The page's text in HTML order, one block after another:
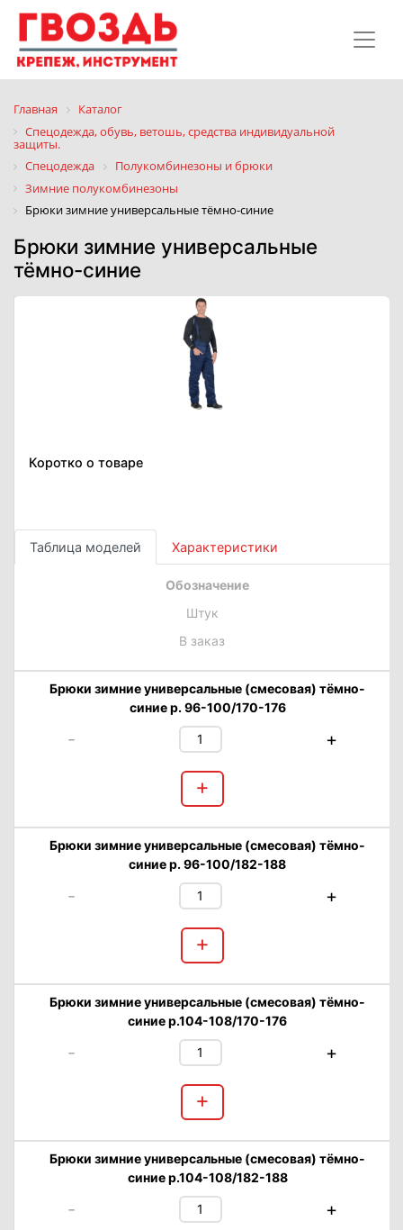
Главная
Каталог
Спецодежда, обувь, ветошь, средства индивидуальной
защиты.
Спецодежда
Полукомбинезоны и брюки
Зимние полукомбинезоны
Брюки зимние универсальные тёмно-синие
Брюки зимние универсальные
тёмно-синие
Коротко о товаре
Таблица моделей Характеристики
Обозначение
Штук
В заказ
Брюки зимние универсальные (смесовая) тёмно-
синие р. 96-100/170-176
- +
+
Брюки зимние универсальные (смесовая) тёмно-
синие р. 96-100/182-188
- +
+
Брюки зимние универсальные (смесовая) тёмно-
синие р.104-108/170-176
- +
+
Брюки зимние универсальные (смесовая) тёмно-
синие р.104-108/182-188
- +